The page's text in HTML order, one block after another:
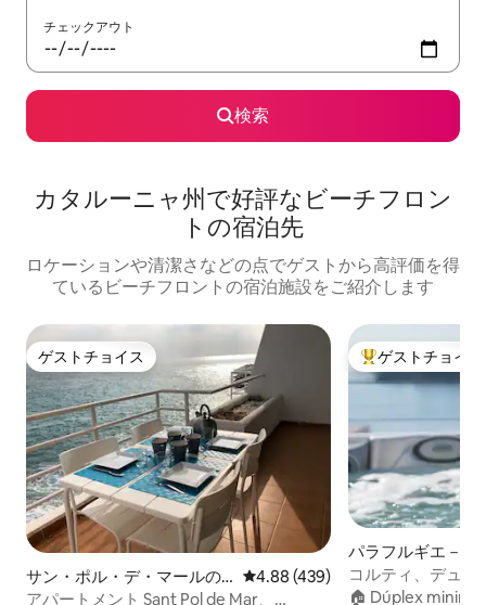
チェックアウト
検索
カタルーニャ州で好評なビーチフロン
トの宿泊先
ロケーションや清潔さなどの点でゲストから高評価を得
ているビーチフロントの宿泊施設をご紹介します
ゲストチョイス
ゲストチョイス
サン・ポル・デ・マールの
アパート・マンション
レビュー439件、5つ星中4.88つ
4.88 (439)
アパートメント Sant Pol de Mar、
大好評のゲスト
ゲストチョイス
パラフルギエ－ル
のマンション・ア
コルティ、デュプ
🏠 Dúplex